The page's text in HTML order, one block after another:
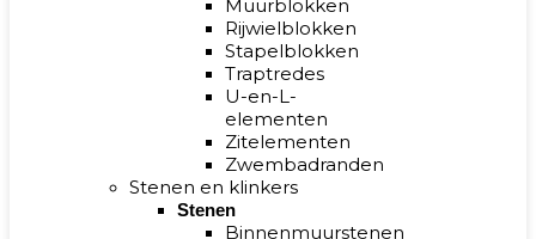
Muurblokken
Rijwielblokken
Stapelblokken
Traptredes
U-en-L-
elementen
Zitelementen
Zwembadranden
Stenen en klinkers
Stenen
Binnenmuurstenen